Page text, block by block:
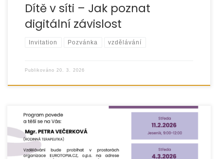
Dítě v síti – Jak poznat
digitální závislost
Invitation Pozvánka vzdělávání
Publikováno 20. 3. 2026